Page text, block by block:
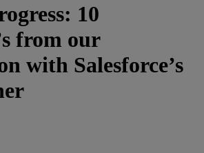
10
from our
with Salesforce’s